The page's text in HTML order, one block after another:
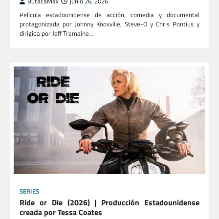
Película estadounidense de acción, comedia y documental
protagonizada por Johnny Knoxville, Steve-O y Chris Pontius y
dirigida por Jeff Tremaine…
SERIES
Ride or Die (2026) | Producción Estadounidense
creada por Tessa Coates